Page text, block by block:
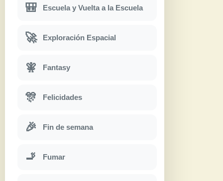
🎒 Escuela y Vuelta a la Escuela
🚀 Exploración Espacial
🧚 Fantasy
🎊 Felicidades
🎉 Fin de semana
🚬 Fumar